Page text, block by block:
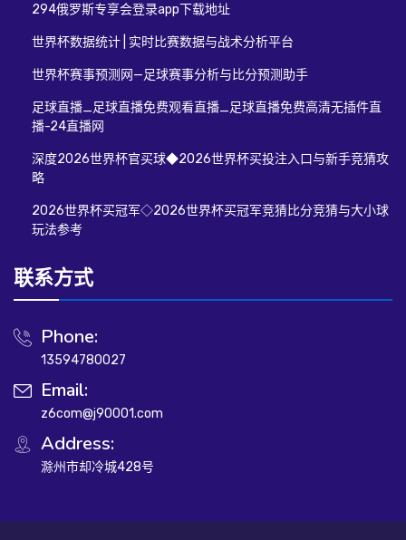
294俄罗斯专享会登录app下载地址
世界杯数据统计 | 实时比赛数据与战术分析平台
世界杯赛事预测网—足球赛事分析与比分预测助手
足球直播_足球直播免费观看直播_足球直播免费高清无插件直
播-24直播网
深度2026世界杯官买球◆2026世界杯买投注入口与新手竞猜攻
略
2026世界杯买冠军◇2026世界杯买冠军竞猜比分竞猜与大小球
玩法参考
联系方式
Phone:
13594780027
Email:
z6com@j90001.com
Address:
滁州市却冷城428号